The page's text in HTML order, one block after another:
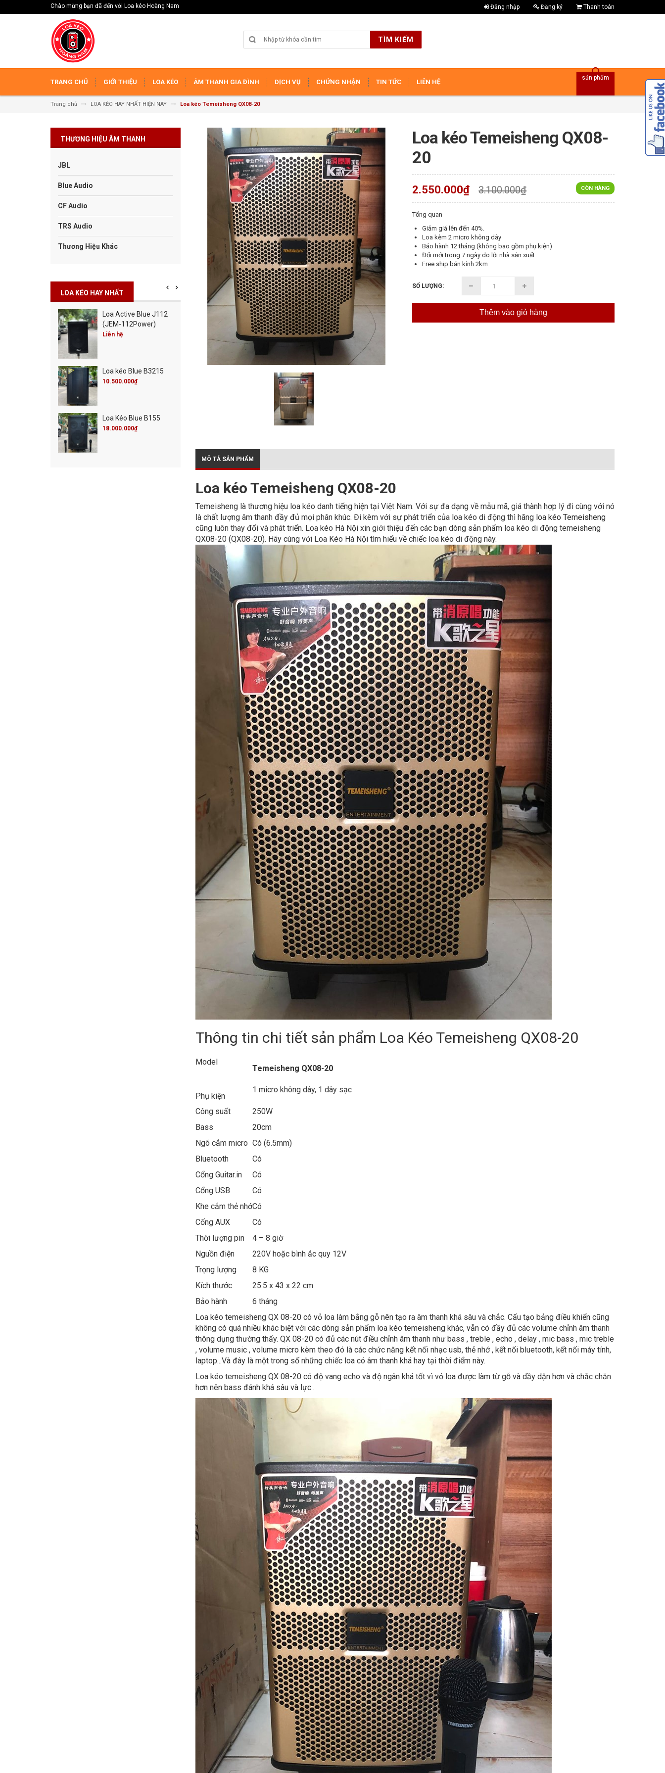
Chào mừng bạn đã đến với Loa kéo Hoàng Nam Đăng nhập Đăng ký Thanh toán
TÌM KIẾM
TRANG CHỦ GIỚI THIỆU LOA KÉO ÂM THANH GIA ĐÌNH DỊCH VỤ CHỨNG NHẬN TIN TỨC LIÊN HỆ
sản phẩm
Trang chủ LOA KÉO HAY NHẤT HIỆN NAY Loa kéo Temeisheng QX08-20
Loa kéo Temeisheng QX08-
20
CÒN HÀNG
2.550.000₫ 3.100.000₫
Tổng quan
Giảm giá lên đến 40%.
Loa kèm 2 micro không dây
Bảo hành 12 tháng (không bao gồm phụ kiện)
Đổi mới trong 7 ngày do lỗi nhà sản xuất
Free ship bán kính 2km
SỐ LƯỢNG:
Thêm vào giỏ hàng
MÔ TẢ SẢN PHẨM
Loa kéo Temeisheng QX08-20
Temeisheng là thương hiệu loa kéo danh tiếng hiện tại Việt Nam. Với sự đa dạng về mẫu mã, giá thành hợp lý đi cùng với nó
là chất lượng âm thanh đầy đủ mọi phân khúc. Đi kèm với sự phát triển của loa kéo di động thì hãng loa kéo Temeisheng
cũng luôn thay đổi và phát triển. Loa kéo Hà Nội xin giới thiệu đến các bạn dòng sản phẩm loa kéo di động temeisheng
QX08-20 (QX08-20). Hãy cùng với Loa Kéo Hà Nội tìm hiểu về chiếc loa kéo di động này.
Thông tin chi tiết sản phẩm Loa Kéo Temeisheng QX08-20
Model
Temeisheng QX08-20
Phụ kiện
1 micro không dây, 1 dây sạc
Công suất
250W
Bass
20cm
Ngõ cắm micro Có (6.5mm)
Bluetooth
Có
Cổng Guitar.in
Có
Cổng USB
Có
Khe cắm thẻ nhớCó
Cống AUX
Có
Thời lượng pin
4 – 8 giờ
Nguồn điện
220V hoặc bình ắc quy 12V
Trọng lượng
8 KG
Kích thước
25.5 x 43 x 22 cm
Bảo hành
6 tháng
Loa kéo temeisheng QX 08-20 có vỏ loa làm bằng gỗ nên tạo ra âm thanh khá sâu và chắc. Cấu tạo bảng điều khiển cũng
không có quá nhiều khác biệt với các dòng sản phẩm loa kéo temeisheng khác, vẫn có đầy đủ các volume chỉnh âm thanh
thông dụng thường thấy. QX 08-20 có đủ các nút điều chỉnh âm thanh như bass , treble , echo , delay , mic bass , mic treble
, volume music , volume micro kèm theo đó là các chức năng kết nối nhạc usb, thẻ nhớ , kết nối bluetooth, kết nối máy tính,
laptop...Và đây là một trong số những chiếc loa có âm thanh khá hay tại thời điểm này.
Loa kéo temeisheng QX 08-20 có độ vang echo và độ ngân khá tốt vì vỏ loa được làm từ gỗ và dầy dặn hơn và chắc chắn
hơn nên bass đánh khá sâu và lực .
THƯƠNG HIỆU ÂM THANH
JBL
Blue Audio
CF Audio
TRS Audio
Thương Hiệu Khác
LOA KÉO HAY NHẤT
Loa Active Blue J112
(JEM-112Power)
Liên hệ
Loa kéo Blue B3215
10.500.000₫
Loa Kéo Blue B155
18.000.000₫